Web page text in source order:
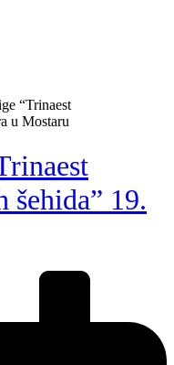
“Trinaest
u Mostaru
šehida” 19.